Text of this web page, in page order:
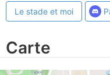
Le stade et moi
Carte